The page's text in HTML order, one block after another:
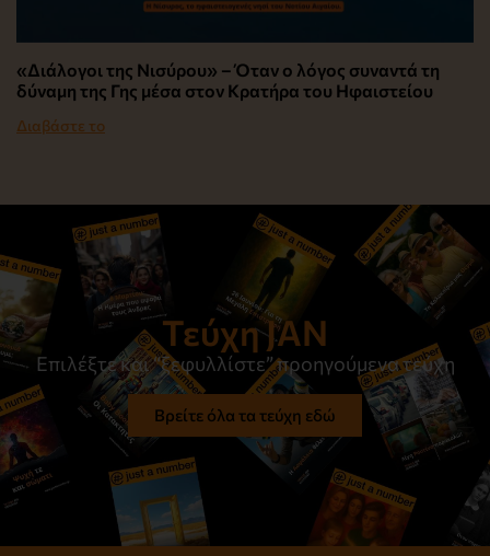
«Διάλογοι της Νισύρου» – Όταν ο λόγος συναντά τη
δύναμη της Γης μέσα στον Κρατήρα του Ηφαιστείου
Διαβάστε το
Τεύχη JAN
Επιλέξτε και “ξεφυλλίστε” προηγούμενα τεύχη
Βρείτε όλα τα τεύχη εδώ